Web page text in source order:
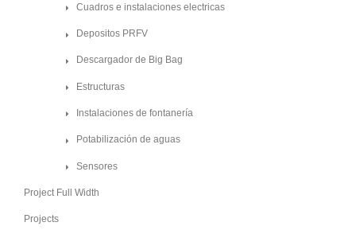
Cuadros e instalaciones electricas
Depositos PRFV
Descargador de Big Bag
Estructuras
Instalaciones de fontanería
Potabilización de aguas
Sensores
Project Full Width
Projects